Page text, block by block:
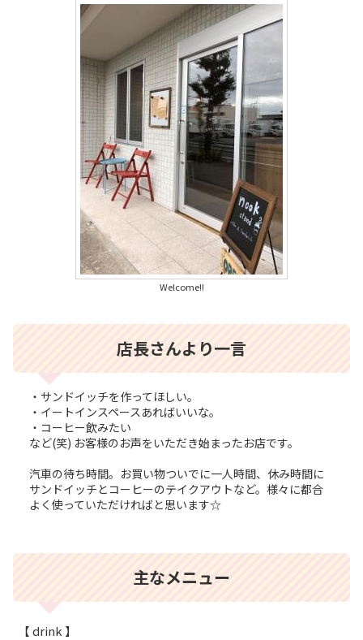
Welcome!!
店長さんより一言
・サンドイッチを作ってほしい。
・イートインスペースあればいいな。
・コーヒー飲みたい
など(笑) お客様のお声をいただき始まったお店です。
汽車の待ち時間。お買い物ついでに一人時間、休み時間に
サンドイッチとコーヒーのテイクアウトなど。様々に都合
よく使っていただければと思います☆
主なメニュー
【 drink 】